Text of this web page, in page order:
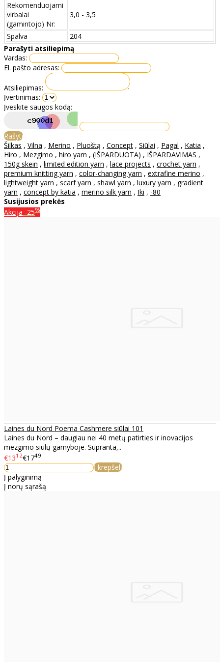
Rekomenduojami
virbalai
(gamintojo) Nr:
3,0 - 3,5
Spalva
204
Parašyti atsiliepimą
Vardas:
El. pašto adresas:
Atsiliepimas:
Įvertinimas:
Įveskite saugos kodą:
Rašyti
Šilkas , Vilna , Merino , Pluoštą , Concept , Siūlai , Pagal , Katia ,
Hiro , Mezgimo , hiro yarn , (IŠPARDUOTA) , IŠPARDAVIMAS ,
150g skein , limited edition yarn , lace projects , crochet yarn ,
premium knitting yarn , color-changing yarn , extrafine merino ,
lightweight yarn , scarf yarn , shawl yarn , luxury yarn , gradient
yarn , concept by katia , merino silk yarn , Iki , -80
Susijusios prekės
Akcija -25%
Laines du Nord Poema Cashmere siūlai 101
Laines du Nord – daugiau nei 40 metų patirties ir inovacijos
mezgimo siūlų gamyboje. Supranta,..
€1312€1749
Į krepšelį
Į palyginimą
Į norų sąrašą